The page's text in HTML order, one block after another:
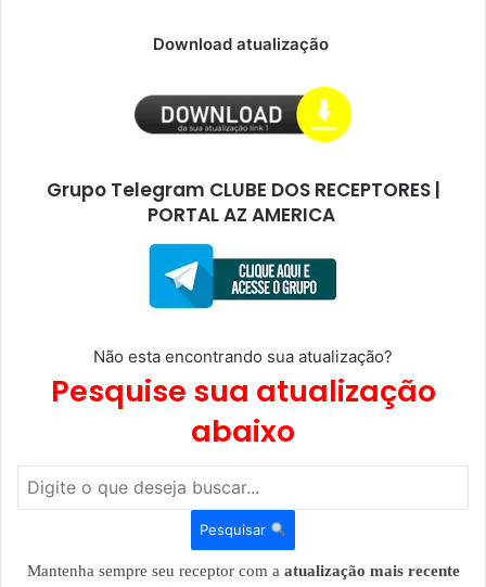
Download atualização
Grupo Telegram CLUBE DOS RECEPTORES |
PORTAL AZ AMERICA
Não esta encontrando sua atualização?
Pesquise sua atualização
abaixo
Pesquisar
Mantenha sempre seu receptor com a atualização mais recente